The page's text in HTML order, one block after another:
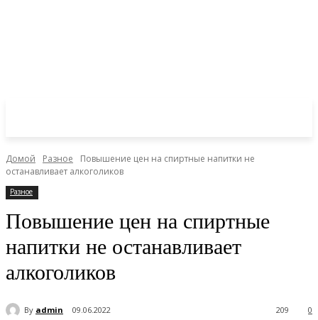
Домой Разное
Повышение цен на спиртные напитки не
останавливает алкоголиков
Разное
Повышение цен на спиртные
напитки не останавливает
алкоголиков
By admin 09.06.2022 0
209